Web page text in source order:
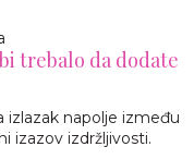
trebalo da dodate
izlazak napolje između
izazov izdržljivosti.